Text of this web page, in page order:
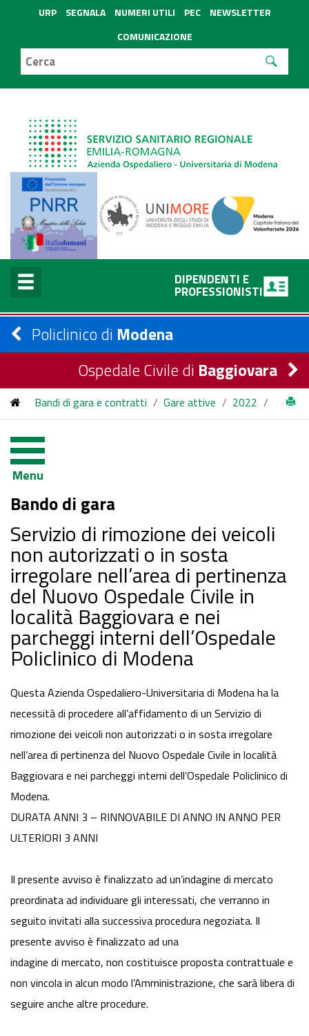
URP SEGNALA NUMERI UTILI PEC
NEWSLETTER
COMUNICAZIONE
DIPENDENTI E
PROFESSIONISTI
Policlinico di Modena
Ospedale Civile di Baggiovara
Bandi di gara e contratti / Gare attive / 2022 /
irregolare nell’area di pertinenza del Nuovo Ospedale Civile in
località Baggiovara e nei parcheggi interni dell’Ospedale
Policlinico di Modena.
Menu
Bando di gara
Servizio di rimozione dei veicoli
non autorizzati o in sosta
irregolare nell’area di pertinenza
del Nuovo Ospedale Civile in
località Baggiovara e nei
parcheggi interni dell’Ospedale
Policlinico di Modena
Questa Azienda Ospedaliero-Universitaria di Modena ha la
necessità di procedere all’affidamento di un Servizio di
rimozione dei veicoli non autorizzati o in sosta irregolare
nell’area di pertinenza del Nuovo Ospedale Civile in località
Baggiovara e nei parcheggi interni dell’Ospedale Policlinico di
Modena.
DURATA ANNI 3 – RINNOVABILE DI ANNO IN ANNO PER
ULTERIORI 3 ANNI
Il presente avviso è finalizzato ad un’indagine di mercato
preordinata ad individuare gli interessati, che verranno in
seguito invitati alla successiva procedura negoziata. Il
presente avviso è finalizzato ad una
indagine di mercato, non costituisce proposta contrattuale e
non vincola in alcun modo l’Amministrazione, che sarà libera di
seguire anche altre procedure.